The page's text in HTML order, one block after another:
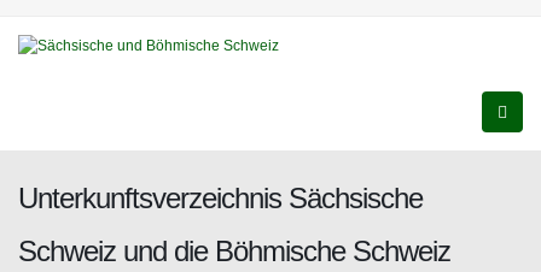
Unterkunftsverzeichnis Sächsische
Schweiz und die Böhmische Schweiz